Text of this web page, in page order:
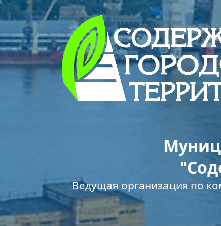
Ведущая организация по